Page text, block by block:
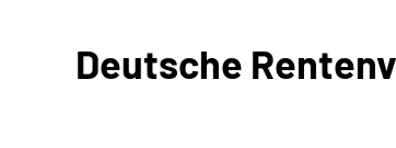
Deutsche